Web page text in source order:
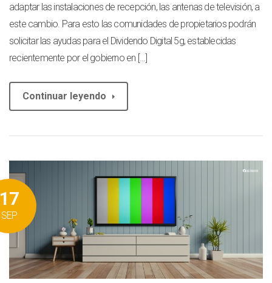
adaptar las instalaciones de recepción, las antenas de televisión, a
este cambio. Para esto las comunidades de propietarios podrán
solicitar las ayudas para el Dividendo Digital 5g, establecidas
recientemente por el gobierno en […]
Continuar leyendo
SEP